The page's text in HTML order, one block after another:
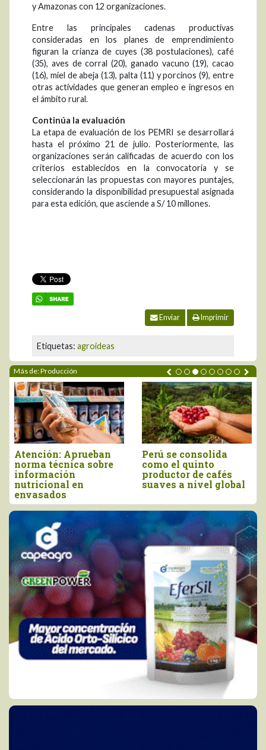
y Amazonas con 12 organizaciones.
Entre las principales cadenas productivas
consideradas en los planes de emprendimiento
figuran la crianza de cuyes (38 postulaciones), café
(35), aves de corral (20), ganado vacuno (19), cacao
(16), miel de abeja (13), palta (11) y porcinos (9), entre
otras actividades que generan empleo e ingresos en
el ámbito rural.
Continúa la evaluación
La etapa de evaluación de los PEMRI se desarrollará
hasta el próximo 21 de julio. Posteriormente, las
organizaciones serán calificadas de acuerdo con los
criterios establecidos en la convocatoria y se
seleccionarán las propuestas con mayores puntajes,
considerando la disponibilidad presupuestal asignada
para esta edición, que asciende a S/ 10 millones.
Enviar Imprimir
Etiquetas: agroideas
Más de: Producción
Atención: Aprueban
norma técnica sobre
información
nutricional en
envasados
Perú se consolida
como el quinto
productor de cafés
suaves a nivel global